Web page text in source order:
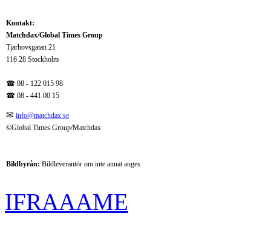
Kontakt:
Matchdax/Global Times Group
Tjärhovsgatan 21
116 28 Stockholm
☎ 08 - 122 015 98
☎ 08 - 441 00 15
✉ info@matchdax.se
©Global Times Group/Matchdax
Bildbyrån: Bildleverantör om inte annat anges
IFRAAAME